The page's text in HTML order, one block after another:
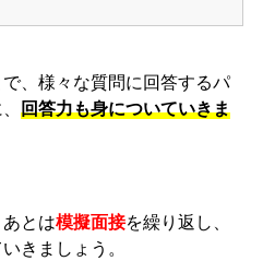
、様々な質問に回答するパ
回答力も身についていきま
とは模擬面接を繰り返し、
きましょう。